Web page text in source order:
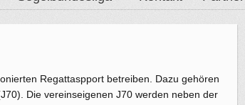
Regattaspport betreiben. Dazu gehören
Die vereinseigenen J70 werden neben der